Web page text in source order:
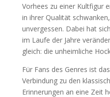
Vorhees zu einer Kultfigur
in ihrer Qualität
unvergessen. Dabei hat
im Laufe der Jahre
gleich: die unheimliche
Für Fans des Genres ist
Verbindung zu den
Erinnerungen an eine Zeit